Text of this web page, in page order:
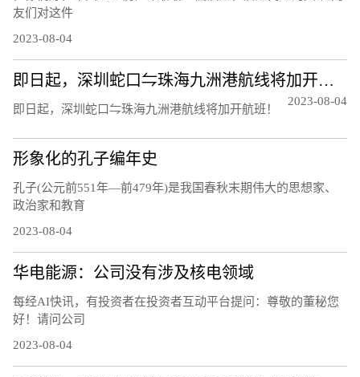
友们对这件
2023-08-04
即日起，深圳蛇口⇋珠海九洲港航线将加开航班！
即日起，深圳蛇口⇋珠海九洲港航线将加开航班！
2023-08-04
形象化的孔子编年史
孔子(公元前551年—前479年)是我国春秋末期伟大的思想家、
政治家和教育
2023-08-04
华电能源：公司没有涉及核电领域
每经AI快讯，有投资者在投资者互动平台提问：尊敬的董秘您
好！请问公司
2023-08-04